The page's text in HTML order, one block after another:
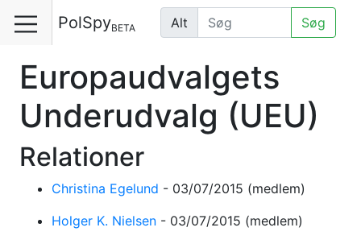
PolSpyBETA Alt Søg
Europaudvalgets
Underudvalg (UEU)
Relationer
Christina Egelund - 03/07/2015 (medlem)
Holger K. Nielsen - 03/07/2015 (medlem)